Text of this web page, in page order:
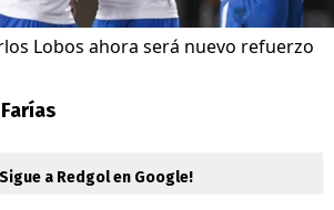
Lobos ahora será nuevo refuerzo
a Redgol en Google!